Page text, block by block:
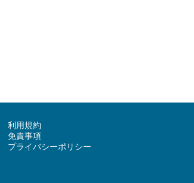
利用規約
免責事項
プライバシーポリシー